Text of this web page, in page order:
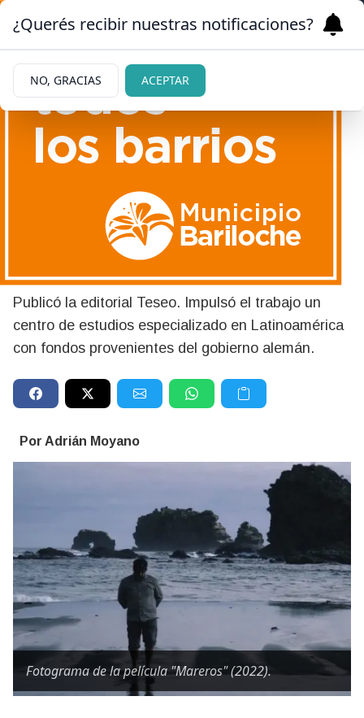
Con participación
barilochense, lanzan libro
sobre cine mapuche
Publicó la editorial Teseo. Impulsó el trabajo un
centro de estudios especializado en Latinoamérica
con fondos provenientes del gobierno alemán.
Por Adrián Moyano
Fotograma de la película "Mareros" (2022).
¿Querés recibir nuestras notificaciones?
NO, GRACIAS ACEPTAR